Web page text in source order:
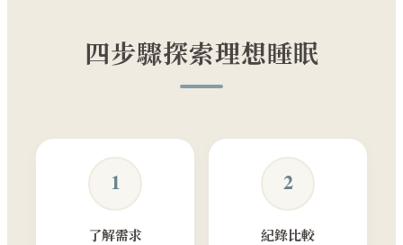
四步驟探索理想睡眠
1
了解需求
2
紀錄比較